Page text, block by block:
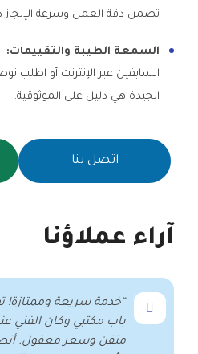
تضمن دقة العمل وسرعة الإنجاز
السمعة الطيبة والتقييمات:
السابقين عبر الإنترنت أو
الجيدة هي دليل على الموثوقية.
اتصل بنا
آراء عملاؤنا
“خدمة سريعة
باب مكتبي وكان الفني
متقن وسعر معقول.